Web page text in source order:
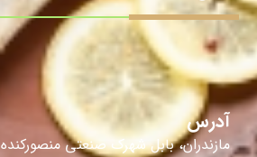
آدرس
مازندران، بابل شهرک صنعتی منصورکنده